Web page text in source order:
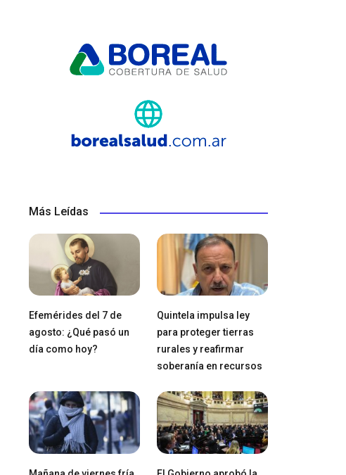
Más Leídas
Efemérides del 7 de
agosto: ¿Qué pasó un
día como hoy?
Quintela impulsa ley
para proteger tierras
rurales y reafirmar
soberanía en recursos